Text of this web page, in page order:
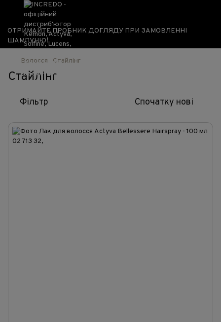
ОТРИМАЙТЕ ПРОБНИК ДОГЛЯДУ ПРИ ЗАМОВЛЕННІ
ШАМПУНЮ!
Волосся Стайлінг
Стайлінг
Фільтр Спочатку нові